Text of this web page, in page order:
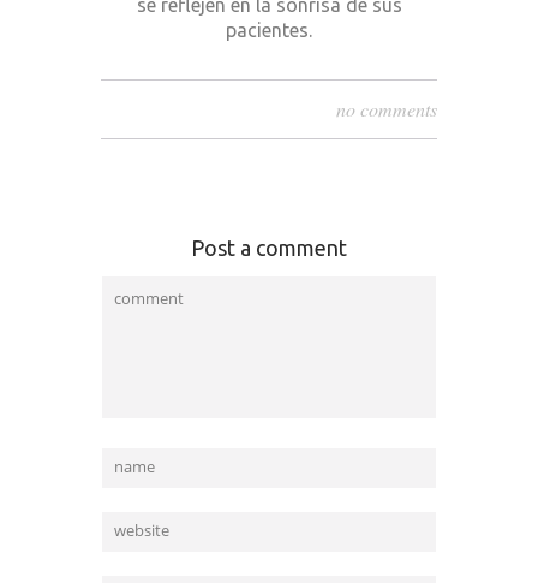
se reflejen en la sonrisa de sus
pacientes.
no comments
Post a comment